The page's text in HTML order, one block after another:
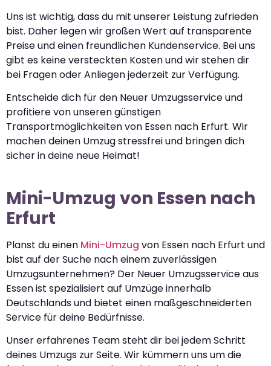
Uns ist wichtig, dass du mit unserer Leistung zufrieden
bist. Daher legen wir großen Wert auf transparente
Preise und einen freundlichen Kundenservice. Bei uns
gibt es keine versteckten Kosten und wir stehen dir
bei Fragen oder Anliegen jederzeit zur Verfügung.
Entscheide dich für den Neuer Umzugsservice und
profitiere von unseren günstigen
Transportmöglichkeiten von Essen nach Erfurt. Wir
machen deinen Umzug stressfrei und bringen dich
sicher in deine neue Heimat!
Mini-Umzug von Essen nach
Erfurt
Planst du einen Mini-Umzug von Essen nach Erfurt und
bist auf der Suche nach einem zuverlässigen
Umzugsunternehmen? Der Neuer Umzugsservice aus
Essen ist spezialisiert auf Umzüge innerhalb
Deutschlands und bietet einen maßgeschneiderten
Service für deine Bedürfnisse.
Unser erfahrenes Team steht dir bei jedem Schritt
deines Umzugs zur Seite. Wir kümmern uns um die